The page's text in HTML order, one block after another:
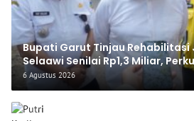
Bupati Garut Tinjau Rehabilitasi
Selaawi Senilai Rp1,3 Miliar,
Sumedang
6 Agustus 2026